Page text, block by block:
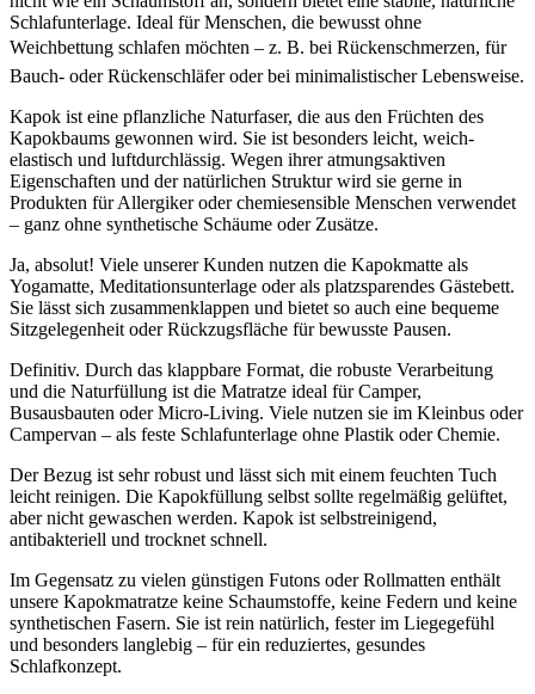
Schlafunterlage. Ideal für Menschen, die bewusst ohne
Weichbettung schlafen möchten – z. B. bei Rückenschmerzen, für
Bauch- oder Rückenschläfer oder bei minimalistischer Lebensweise.
Kapok ist eine pflanzliche Naturfaser, die aus den Früchten des
Kapokbaums gewonnen wird. Sie ist besonders leicht, weich-
elastisch und luftdurchlässig. Wegen ihrer atmungsaktiven
Eigenschaften und der natürlichen Struktur wird sie gerne in
Produkten für Allergiker oder chemiesensible Menschen verwendet
– ganz ohne synthetische Schäume oder Zusätze.
Ja, absolut! Viele unserer Kunden nutzen die Kapokmatte als
Yogamatte, Meditationsunterlage oder als platzsparendes Gästebett.
Sie lässt sich zusammenklappen und bietet so auch eine bequeme
Sitzgelegenheit oder Rückzugsfläche für bewusste Pausen.
Definitiv. Durch das klappbare Format, die robuste Verarbeitung
und die Naturfüllung ist die Matratze ideal für Camper,
Busausbauten oder Micro-Living. Viele nutzen sie im Kleinbus oder
Campervan – als feste Schlafunterlage ohne Plastik oder Chemie.
Der Bezug ist sehr robust und lässt sich mit einem feuchten Tuch
leicht reinigen. Die Kapokfüllung selbst sollte regelmäßig gelüftet,
aber nicht gewaschen werden. Kapok ist selbstreinigend,
antibakteriell und trocknet schnell.
Im Gegensatz zu vielen günstigen Futons oder Rollmatten enthält
unsere Kapokmatratze keine Schaumstoffe, keine Federn und keine
synthetischen Fasern. Sie ist rein natürlich, fester im Liegegefühl
und besonders langlebig – für ein reduziertes, gesundes
Schlafkonzept.